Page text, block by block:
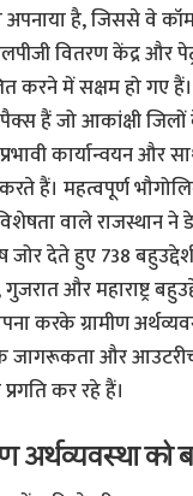
है, जिससे वे
वितरण केंद्र और
करने में सक्षम हो गए
हैं जो आकांक्षी
कार्यान्वयन और
हैं। महत्वपूर्ण
वाले राजस्थान ने
जोर देते हुए 738
और महाराष्ट्र
करके ग्रामीण
जागरूकता और
कर रहे हैं।
अर्थव्यवस्था को